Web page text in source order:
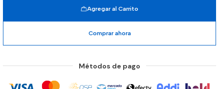
Agregar al Carrito
Comprar ahora
Métodos de pago